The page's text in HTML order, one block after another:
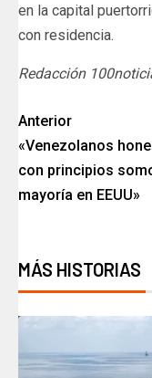
en la capital
con residencia.
Redacción
Anterior
«Venezolanos
con principios
mayoría en EEUU»
MÁS HISTORIAS